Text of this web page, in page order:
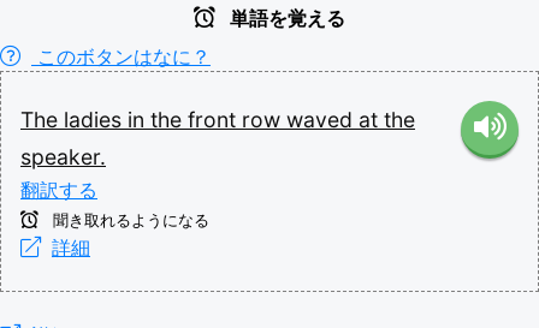
単語を覚える
このボタンはなに？
The ladies in the front row waved at the
speaker.
翻訳する
聞き取れるようになる
詳細